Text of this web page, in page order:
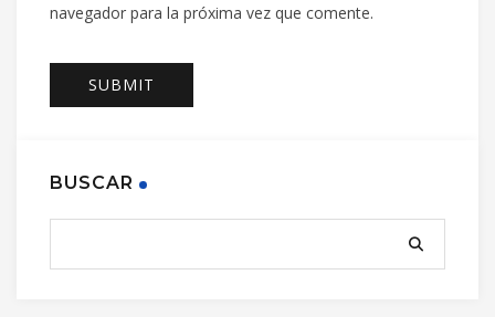
navegador para la próxima vez que comente.
BUSCAR